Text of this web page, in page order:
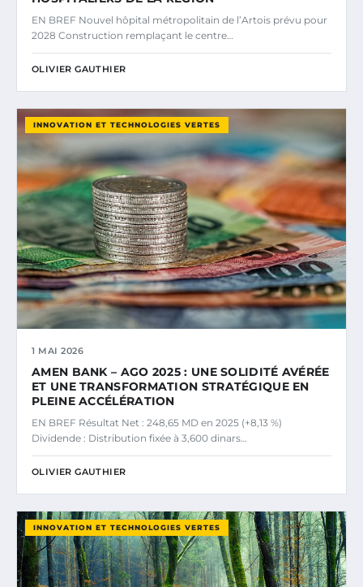
EN BREF Nouvel hôpital métropolitain de l’Artois prévu pour
2028 Construction remplaçant le centre…
OLIVIER GAUTHIER
INNOVATION ET TECHNOLOGIES VERTES
1 MAI 2026
AMEN BANK – AGO 2025 : UNE SOLIDITÉ AVÉRÉE
ET UNE TRANSFORMATION STRATÉGIQUE EN
PLEINE ACCÉLÉRATION
EN BREF Résultat Net : 248,65 MD en 2025 (+8,13 %)
Dividende : Distribution fixée à 3,600 dinars…
OLIVIER GAUTHIER
INNOVATION ET TECHNOLOGIES VERTES